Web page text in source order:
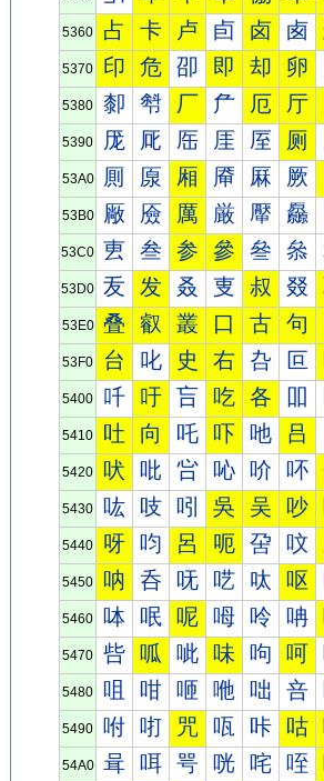
5360 占 卡 卢 卣 卤 卥
5370 印 危 卲 即 却 卵
5380 厀 厁 厂 厃 厄 厅
5390 厐 厑 厒 厓 厔 厕
53A0 厠 厡 厢 厣 厤 厥
53B0 厰 厱 厲 厳 厴 厵
53C0 叀 叁 参 參 叄 叅
53D0 叐 发 叒 叓 叔 叕
53E0 叠 叡 叢 口 古 句
53F0 台 叱 史 右 叴 叵
5400 吀 吁 吂 吃 各 吅
5410 吐 向 吒 吓 吔 吕
5420 吠 吡 吢 吣 吤 吥
5430 吰 吱 吲 吳 吴 吵
5440 呀 呁 呂 呃 呄 呅
5450 呐 呑 呒 呓 呔 呕
5460 呠 呡 呢 呣 呤 呥
5470 呰 呱 呲 味 呴 呵
5480 咀 咁 咂 咃 咄 咅
5490 咐 咑 咒 咓 咔 咕
54A0 咠 咡 咢 咣 咤 咥